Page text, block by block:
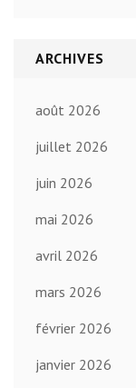
ARCHIVES
août 2026
juillet 2026
juin 2026
mai 2026
avril 2026
mars 2026
février 2026
janvier 2026